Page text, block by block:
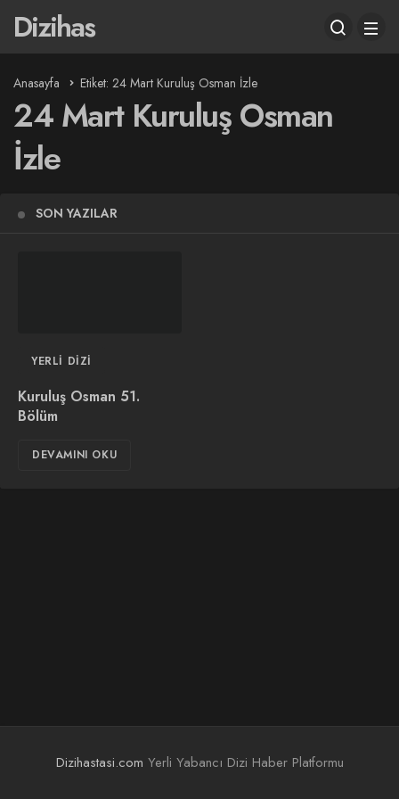
Dizihas
Anasayfa Etiket: 24 Mart Kuruluş Osman İzle
24 Mart Kuruluş Osman
İzle
SON YAZILAR
YERLI DIZI
Kuruluş Osman 51.
Bölüm
DEVAMINI OKU
Dizihastasi.com Yerli Yabancı Dizi Haber Platformu